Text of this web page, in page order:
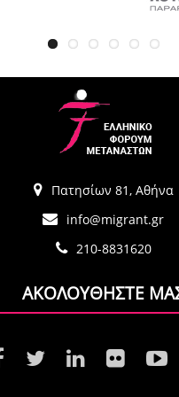
Πατησίων 81, Αθήνα
info@migrant.gr
210-8831620
ΑΚΟΛΟΥΘΗΣΤΕ